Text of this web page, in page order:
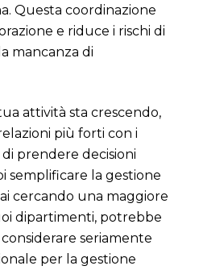
Questa coordinazione
e riduce i rischi di
mancanza di
attività sta crescendo,
più forti con i
prendere decisioni
semplificare la gestione
cercando una maggiore
dipartimenti, potrebbe
seriamente
per la gestione